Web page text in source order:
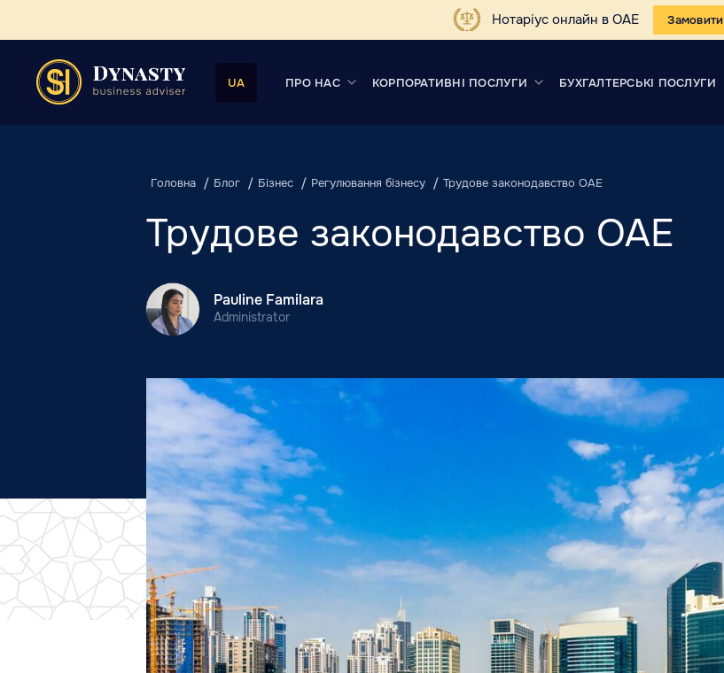
Нотаріус онлайн в ОАЕ Замовити
UA ПРО НАС КОРПОРАТИВНІ ПОСЛУГИ БУХГАЛТЕРСЬКІ ПОСЛУГИ
Головна Блог Бізнес Регулювання бізнесу Трудове законодавство ОАЕ
Трудове законодавство ОАЕ
Pauline Familara
Administrator